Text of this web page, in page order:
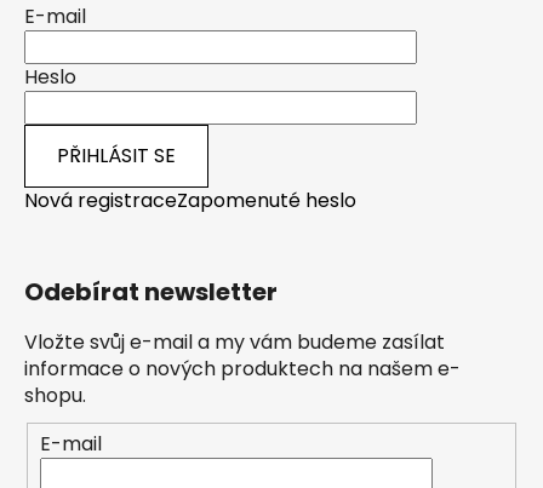
E-mail
Heslo
PŘIHLÁSIT SE
Nová registraceZapomenuté heslo
Odebírat newsletter
Vložte svůj e-mail a my vám budeme zasílat
informace o nových produktech na našem e-
shopu.
E-mail